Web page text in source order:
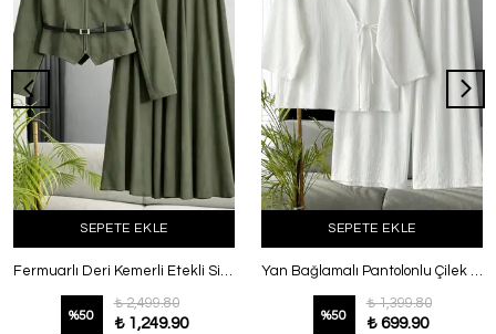
SEPETE EKLE
Fermuarlı Deri Kemerli Etekli Silva Tencel Takım Haki
%50
₺ 2,499.80
₺ 1,249.90
SEPETE EKLE
Yan Bağlamalı Pantolonlu Çilek Takım Ekru
%50
₺ 1,399.80
₺ 699.90